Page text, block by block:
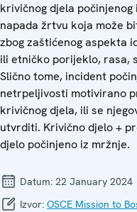
krivičnog djela
napada žrtvu koja može
zbog zaštićenog aspekta
ili etničko porijeklo, rasa,
Slično tome, incident
netrpeljivosti motivirano
krivičnog djela, ili se
utvrditi. Krivično djelo +
djelo počinjeno iz mržnje.
Datum: 22 January 2024
Izvor: OSCE Mission to